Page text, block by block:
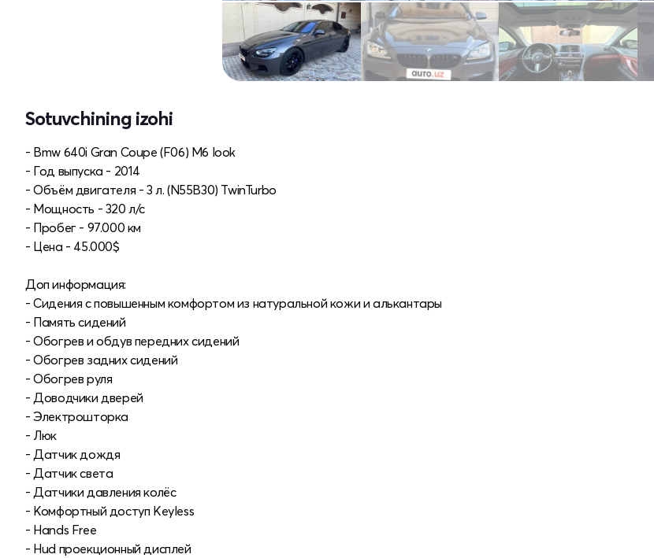
Sotuvchining izohi
- Bmw 640i Gran Coupe (F06) M6 look
- Год выпуска - 2014
- Объём двигателя - 3 л. (N55B30) TwinTurbo
- Мощность - 320 л/с
- Пробег - 97.000 км
- Цена - 45.000$
Доп информация:
- Сидения с повышенным комфортом из натуральной кожи и алькантары
- Память сидений
- Обогрев и обдув передних сидений
- Обогрев задних сидений
- Обогрев руля
- Доводчики дверей
- Электрошторка
- Люк
- Датчик дождя
- Датчик света
- Датчики давления колёс
- Комфортный доступ Keyless
- Hands Free
- Hud проекционный дисплей